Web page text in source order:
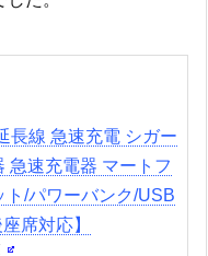
長線 急速充電 シガー
急速充電器 マートフ
ト/パワーバンク/USB
席対応】